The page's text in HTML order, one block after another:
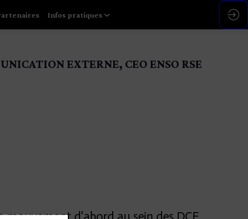
Infos pratiques
EXTERNE, CEO ENSO RSE